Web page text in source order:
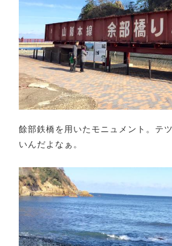
餘部鉄橋を用いたモニュメント。テ
いんだよなぁ。